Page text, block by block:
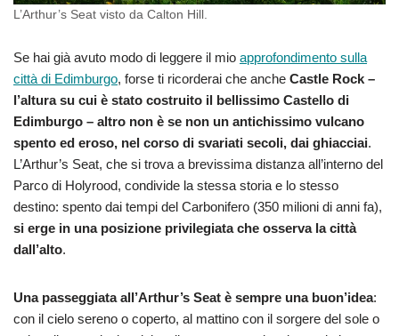
L’Arthur’s Seat visto da Calton Hill.
Se hai già avuto modo di leggere il mio approfondimento sulla
città di Edimburgo, forse ti ricorderai che anche Castle Rock –
l’altura su cui è stato costruito il bellissimo Castello di
Edimburgo – altro non è se non un antichissimo vulcano
spento ed eroso, nel corso di svariati secoli, dai ghiacciai.
L’Arthur’s Seat, che si trova a brevissima distanza all’interno del
Parco di Holyrood, condivide la stessa storia e lo stesso
destino: spento dai tempi del Carbonifero (350 milioni di anni fa),
si erge in una posizione privilegiata che osserva la città
dall’alto.
Una passeggiata all’Arthur’s Seat è sempre una buon’idea:
con il cielo sereno o coperto, al mattino con il sorgere del sole o